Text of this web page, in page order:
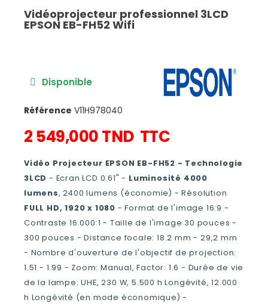
Vidéoprojecteur professionnel 3LCD
EPSON EB-FH52 Wifi
Disponible
Référence V11H978040
2 549,000 TND TTC
Vidéo Projecteur EPSON EB-FH52 - Technologie
3LCD - Ecran LCD 0.61" - Luminosité 4000
lumens, 2400 lumens (économie) - Résolution
FULL HD, 1920 x 1080 - Format de l'image 16:9 -
Contraste 16.000:1 - Taille de l'image 30 pouces -
300 pouces - Distance focale: 18.2 mm - 29,2 mm
- Nombre d'ouverture de l'objectif de projection:
1.51 - 1.99 - Zoom: Manual, Factor: 1.6 - Durée de vie
de la lampe: UHE, 230 W, 5.500 h Longévité, 12.000
h Longévité (en mode économique) -